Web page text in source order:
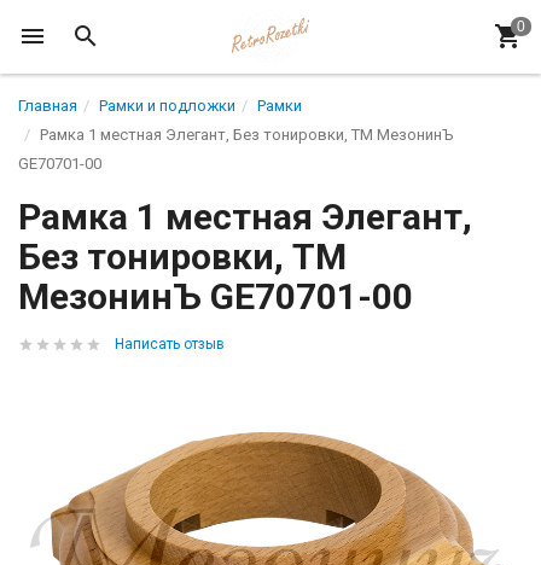
Главная Рамки и подложки
Рамки
Рамка 1 местная Элегант, Без тонировки, ТМ МезонинЪ
GE70701-00
Рамка 1 местная Элегант,
Без тонировки, ТМ
МезонинЪ GE70701-00
Написать отзыв